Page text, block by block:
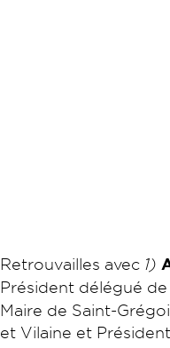
Retrouvailles avec 1)
Président délégué de
Maire de Saint-
et Vilaine et